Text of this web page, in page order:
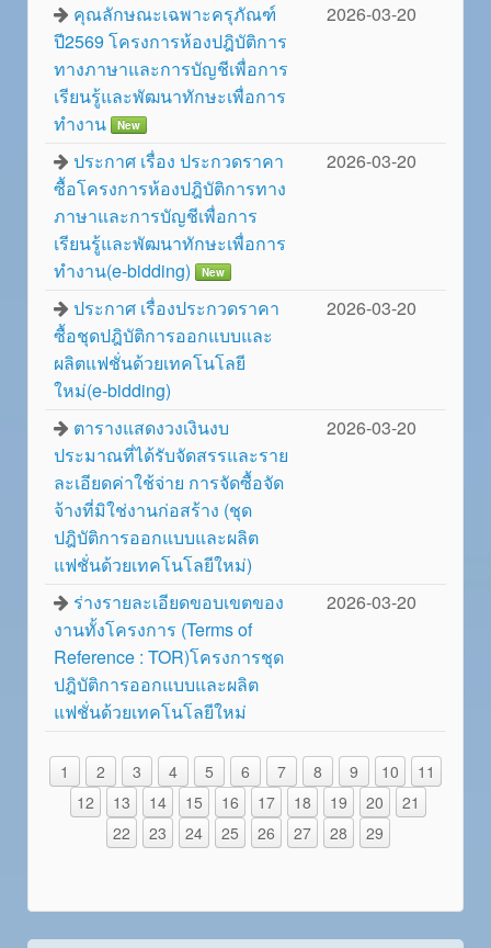
คุณลักษณะเฉพาะครุภัณฑ์
ปี2569 โครงการห้องปฎิบัติการ
ทางภาษาและการบัญชีเพื่อการ
เรียนรู้และพัฒนาทักษะเพื่อการ
ทำงาน
New
2026-03-20
ประกาศ เรื่อง ประกวดราคา
ซื้อโครงการห้องปฎิบัติการทาง
ภาษาและการบัญชีเพื่อการ
เรียนรู้และพัฒนาทักษะเพื่อการ
ทำงาน(e-bidding)
New
2026-03-20
ประกาศ เรื่องประกวดราคา
ซื้อชุดปฎิบัติการออกแบบและ
ผลิตแฟชั่นด้วยเทคโนโลยี
ใหม่(e-bidding)
2026-03-20
ตารางแสดงวงเงินงบ
ประมาณที่ได้รับจัดสรรและราย
ละเอียดค่าใช้จ่าย การจัดซื้อจัด
จ้างที่มิใช่งานก่อสร้าง (ชุด
ปฎิบัติการออกแบบและผลิต
แฟชั่นด้วยเทคโนโลยีใหม่)
2026-03-20
ร่างรายละเอียดขอบเขตของ
งานทั้งโครงการ (Terms of
Reference : TOR)โครงการชุด
ปฎิบัติการออกแบบและผลิต
แฟชั่นด้วยเทคโนโลยีใหม่
2026-03-20
1 2 3 4 5 6 7 8 9 10
11
12
13 14 15 16 17 18 19 20
21
22
23 24 25 26 27 28 29